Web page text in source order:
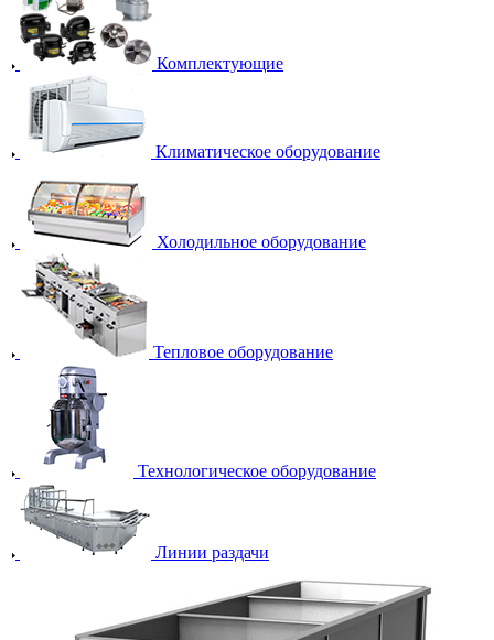
Комплектующие
Климатическое оборудование
Холодильное оборудование
Тепловое оборудование
Технологическое оборудование
Линии раздачи